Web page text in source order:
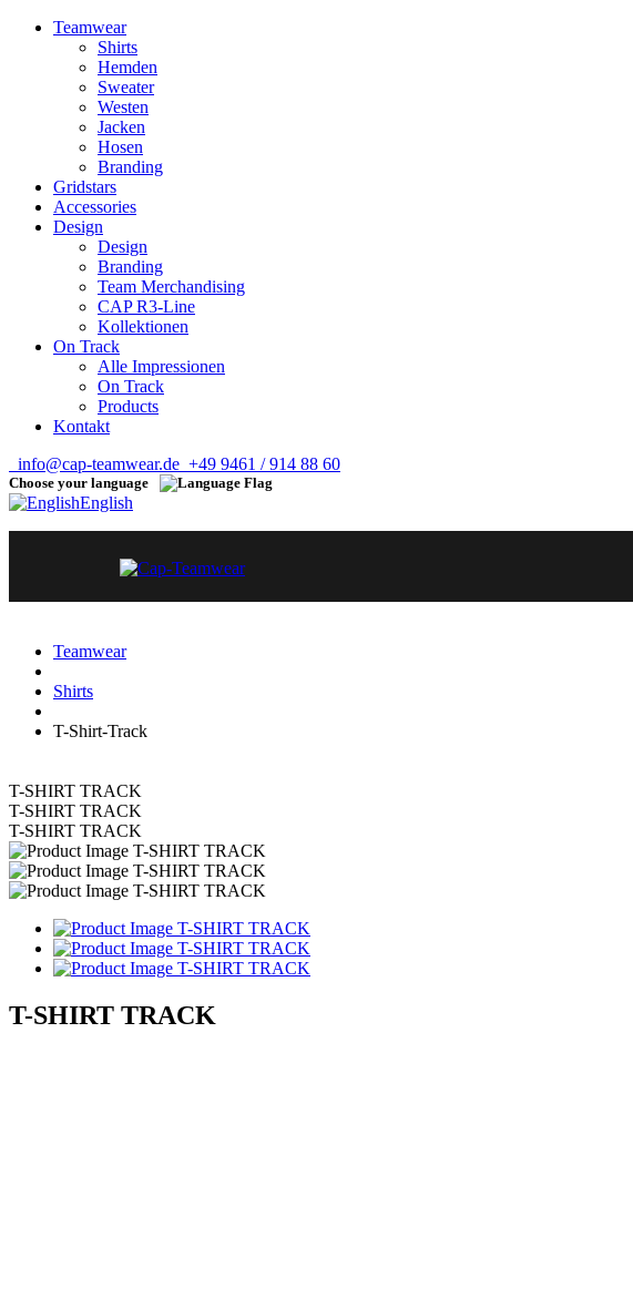
Teamwear
Shirts
Hemden
Sweater
Westen
Jacken
Hosen
Branding
Gridstars
Accessories
Design
Design
Branding
Team Merchandising
CAP R3-Line
Kollektionen
On Track
Alle Impressionen
On Track
Products
Kontakt
info@cap-teamwear.de +49 9461 / 914 88 60
Choose your language
English
Teamwear
Shirts
T-Shirt-Track
T-SHIRT TRACK
T-SHIRT TRACK
T-SHIRT TRACK
T-SHIRT TRACK